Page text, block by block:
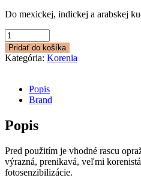
Do mexickej, indickej a arabskej
množstvo
Rasca
rímska
Pridať do košíka
Kategória: Korenia
Popis
Brand
Popis
Pred použitím je vhodné rascu
výrazná, prenikavá, veľmi
fotosenzibilizácie.